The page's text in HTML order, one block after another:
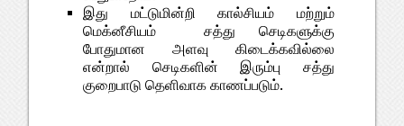
இது மட்டுமின்றி கால்சியம் மற்றும்
மெக்னீசியம் சத்து செடிகளுக்கு
போதுமான அளவு கிடைக்கவில்லை
என்றால் செடிகளின் இரும்பு சத்து
குறைபாடு தெளிவாக காணப்படும்.